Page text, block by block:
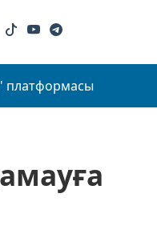
платформасы